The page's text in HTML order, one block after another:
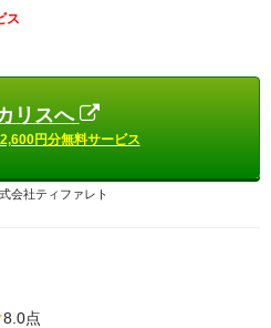
ス
リスへ
円分無料サービス
会社ティファレト
8.0点